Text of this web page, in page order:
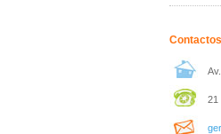
21